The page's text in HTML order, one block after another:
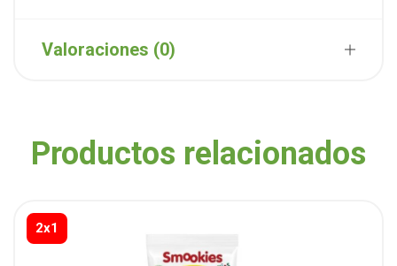
Valoraciones (0)
Productos relacionados
2x1